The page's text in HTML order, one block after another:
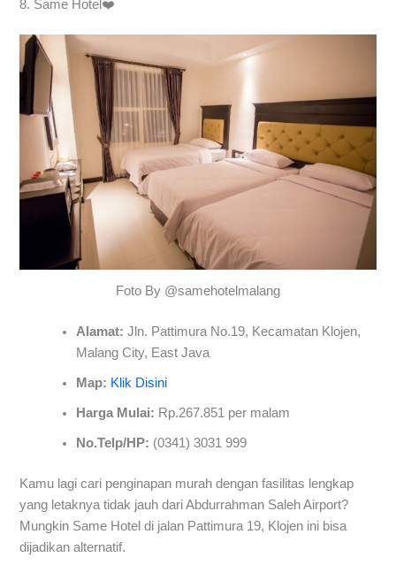
8. Same Hotel❤️
Foto By @samehotelmalang
Alamat: Jln. Pattimura No.19, Kecamatan Klojen,
Malang City, East Java
Map: Klik Disini
Harga Mulai: Rp.267.851 per malam
No.Telp/HP: (0341) 3031 999
Kamu lagi cari penginapan murah dengan fasilitas lengkap
yang letaknya tidak jauh dari Abdurrahman Saleh Airport?
Mungkin Same Hotel di jalan Pattimura 19, Klojen ini bisa
dijadikan alternatif.